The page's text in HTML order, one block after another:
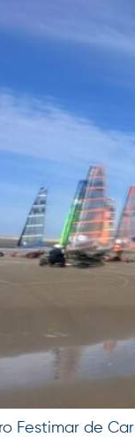
Festimar de